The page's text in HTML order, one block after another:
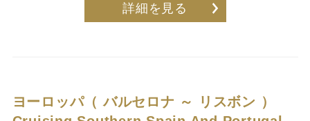
詳細を見る
ヨーロッパ（ バルセロナ ～ リスボン ）